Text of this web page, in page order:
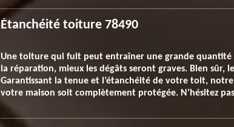
Étanchéité toiture 78490
Une toiture qui fuit peut entraîner une grande quantité
la réparation, mieux les dégâts seront graves. Bien
Garantissant la tenue et l’étanchéité de votre toit,
votre maison soit complètement protégée. N’hésitez